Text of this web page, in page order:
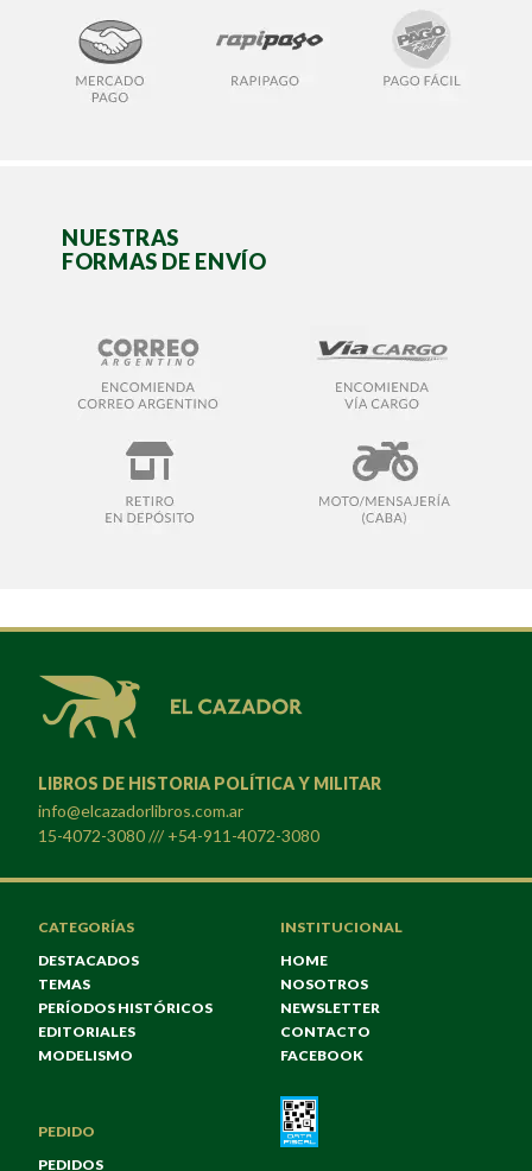
NUESTRAS
FORMAS DE ENVÍO
LIBROS DE HISTORIA POLÍTICA Y MILITAR
info@elcazadorlibros.com.ar
15-4072-3080 /// +54-911-4072-3080
CATEGORÍAS
DESTACADOS
TEMAS
PERÍODOS HISTÓRICOS
EDITORIALES
MODELISMO
INSTITUCIONAL
HOME
NOSOTROS
NEWSLETTER
CONTACTO
FACEBOOK
PEDIDO
PEDIDOS